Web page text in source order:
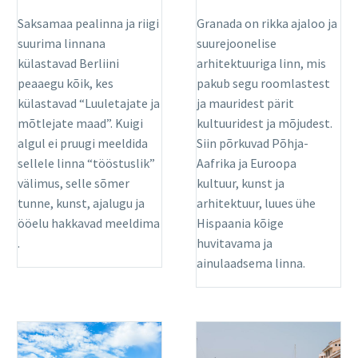
Saksamaa pealinna ja riigi
suurima linnana
külastavad Berliini
peaaegu kõik, kes
külastavad “Luuletajate ja
mõtlejate maad”. Kuigi
algul ei pruugi meeldida
sellele linna “tööstuslik”
välimus, selle sõmer
tunne, kunst, ajalugu ja
ööelu hakkavad meeldima
.
Granada on rikka ajaloo ja
suurejoonelise
arhitektuuriga linn, mis
pakub segu roomlastest
ja mauridest pärit
kultuuridest ja mõjudest.
Siin põrkuvad Põhja-
Aafrika ja Euroopa
kultuur, kunst ja
arhitektuur, luues ühe
Hispaania kõige
huvitavama ja
ainulaadsema linna.